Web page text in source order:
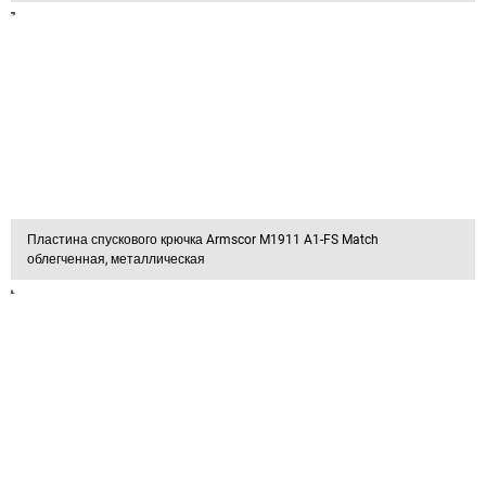
Пластина спускового крючка Armscor M1911 A1-FS Match
облегченная, металлическая